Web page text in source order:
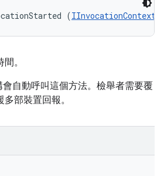
(IInvocationContext
。
自動呼叫這個方法。檢舉者需要覆
部裝置回報。